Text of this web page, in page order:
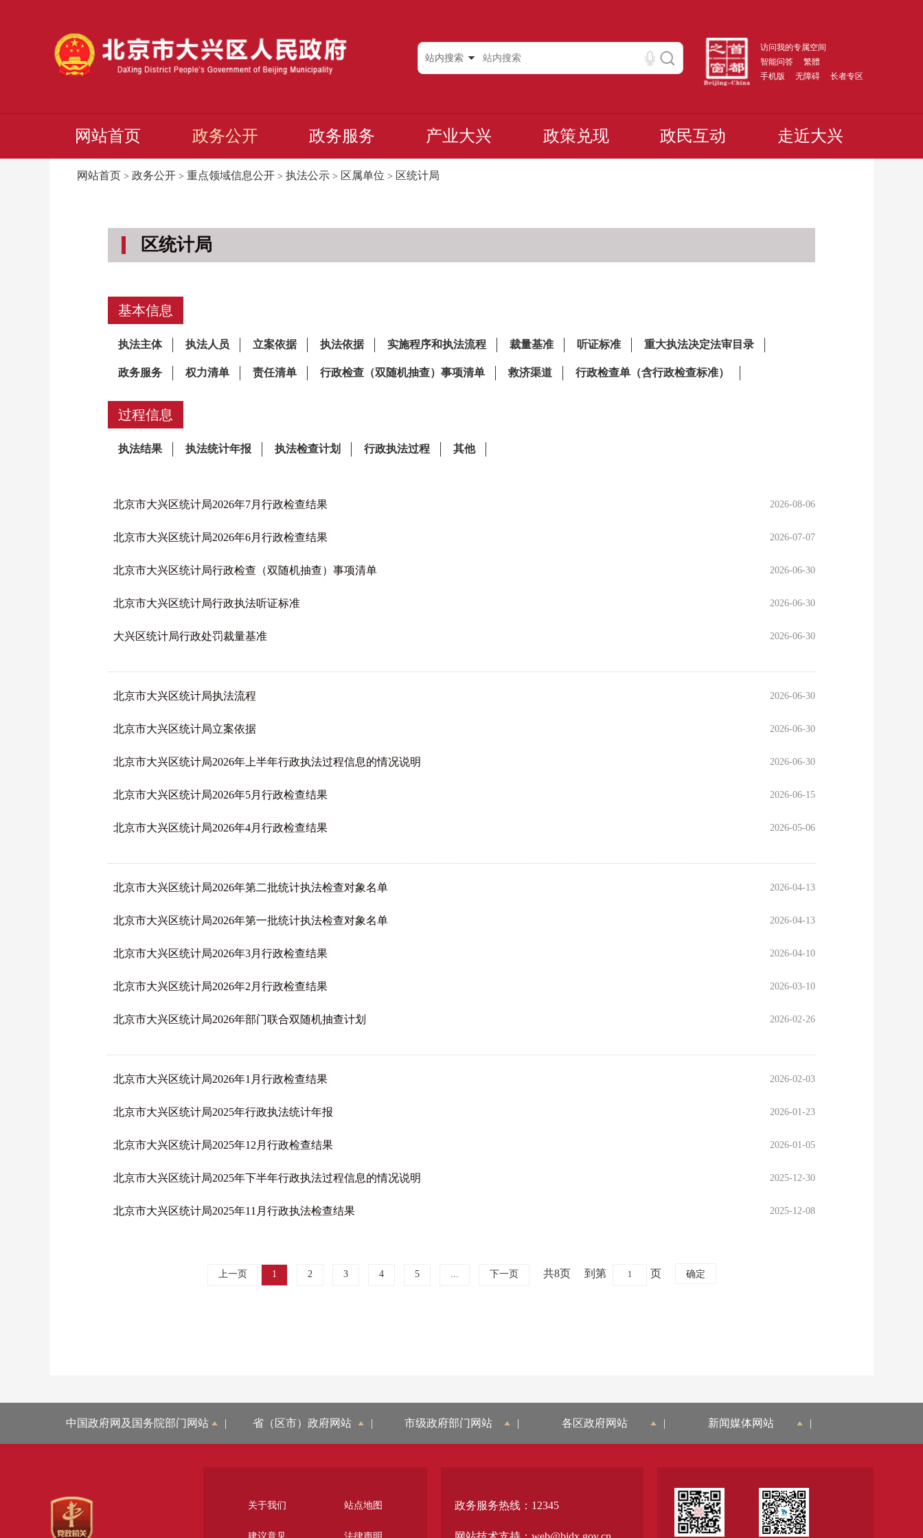
访问我的专属空间
智能问答
繁體
手机版
无障碍 长者专区
站内搜索
网站首页 政务公开 政务服务 产业大兴 政策兑现 政民互动 走近大兴
网站首页 > 政务公开 > 重点领域信息公开 > 执法公示 > 区属单位 > 区统计局
区统计局
基本信息
过程信息
北京市大兴区统计局2026年7月行政检查结果 2026-08-06
北京市大兴区统计局2026年6月行政检查结果 2026-07-07
北京市大兴区统计局行政检查（双随机抽查）事项清单 2026-06-30
北京市大兴区统计局行政执法听证标准 2026-06-30
大兴区统计局行政处罚裁量基准 2026-06-30
北京市大兴区统计局执法流程 2026-06-30
北京市大兴区统计局立案依据 2026-06-30
北京市大兴区统计局2026年上半年行政执法过程信息的情况说明 2026-06-30
北京市大兴区统计局2026年5月行政检查结果 2026-06-15
北京市大兴区统计局2026年4月行政检查结果 2026-05-06
北京市大兴区统计局2026年第二批统计执法检查对象名单 2026-04-13
北京市大兴区统计局2026年第一批统计执法检查对象名单 2026-04-13
北京市大兴区统计局2026年3月行政检查结果 2026-04-10
北京市大兴区统计局2026年2月行政检查结果 2026-03-10
北京市大兴区统计局2026年部门联合双随机抽查计划 2026-02-26
北京市大兴区统计局2026年1月行政检查结果 2026-02-03
北京市大兴区统计局2025年行政执法统计年报 2026-01-23
北京市大兴区统计局2025年12月行政检查结果 2026-01-05
北京市大兴区统计局2025年下半年行政执法过程信息的情况说明 2025-12-30
北京市大兴区统计局2025年11月行政执法检查结果 2025-12-08
上一页 1 2 3 4 5 ... 下一页 共8页 到第 页
中国政府网及国务院部门网站 | 省（区市）政府网站 | 市级政府部门网站 | 各区政府网站 | 新闻媒体网站 |
关于我们 站点地图 政务服务热线：12345